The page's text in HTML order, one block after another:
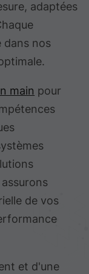
adaptées
dans nos
main pour
de vos
et d'une